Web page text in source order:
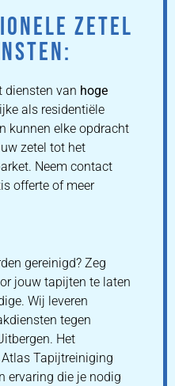
ZETEL
diensten van hoge
als residentiële
kunnen elke opdracht
zetel tot het
Neem contact
offerte of meer
gereinigd? Zeg
jouw tapijten te laten
Wij leveren
tegen
Het
Tapijtreiniging
ervaring die je nodig